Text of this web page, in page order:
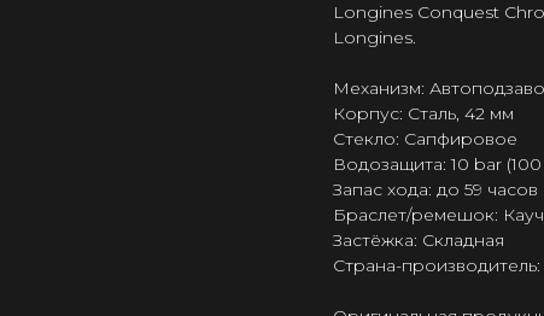
Longines Conquest
Longines.
Механизм:
Корпус: Сталь, 42 мм
Стекло: Сапфировое
Водозащита: 10 bar
Запас хода: до 59 часов
Браслет/ремешок:
Застёжка: Складная
Страна-